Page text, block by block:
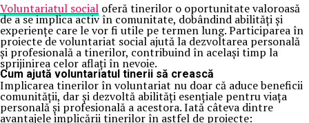
Voluntariatul social oferă tinerilor o oportunitate valoroasă
de a se implica activ în comunitate, dobândind abilități și
experiențe care le vor fi utile pe termen lung. Participarea în
proiecte de voluntariat social ajută la dezvoltarea personală
și profesională a tinerilor, contribuind în același timp la
sprijinirea celor aflați în nevoie.
Cum ajută voluntariatul tinerii să crească
Implicarea tinerilor în voluntariat nu doar că aduce beneficii
comunității, dar și dezvoltă abilități esențiale pentru viața
personală și profesională a acestora. Iată câteva dintre
avantajele implicării tinerilor în astfel de proiecte: